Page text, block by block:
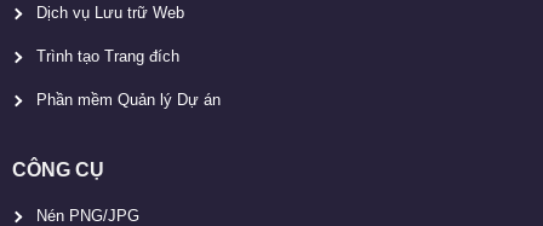
Dịch vụ Lưu trữ Web
Trình tạo Trang đích
Phần mềm Quản lý Dự án
CÔNG CỤ
Nén PNG/JPG